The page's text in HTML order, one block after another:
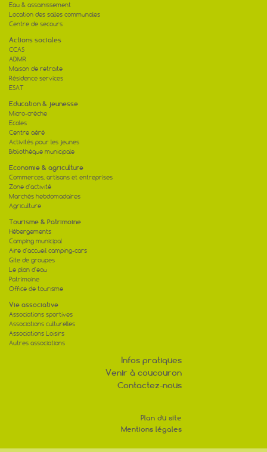
Eau & assainissement
Location des salles communales
Centre de secours
Actions sociales
CCAS
ADMR
Maison de retraite
Résidence services
ESAT
Education & jeunesse
Micro-crèche
Ecoles
Centre aéré
Activités pour les jeunes
Bibliothèque municipale
Economie & agriculture
Commerces, artisans et entreprises
Zone d'activité
Marchés hebdomadaires
Agriculture
Tourisme & Patrimoine
Hébergements
Camping municipal
Aire d'accueil camping-cars
Gite de groupes
Le plan d'eau
Patrimoine
Office de tourisme
Vie associative
Associations sportives
Associations culturelles
Associations Loisirs
Autres associations
Infos pratiques
Venir à coucouron
Contactez-nous
Plan du site
Mentions légales